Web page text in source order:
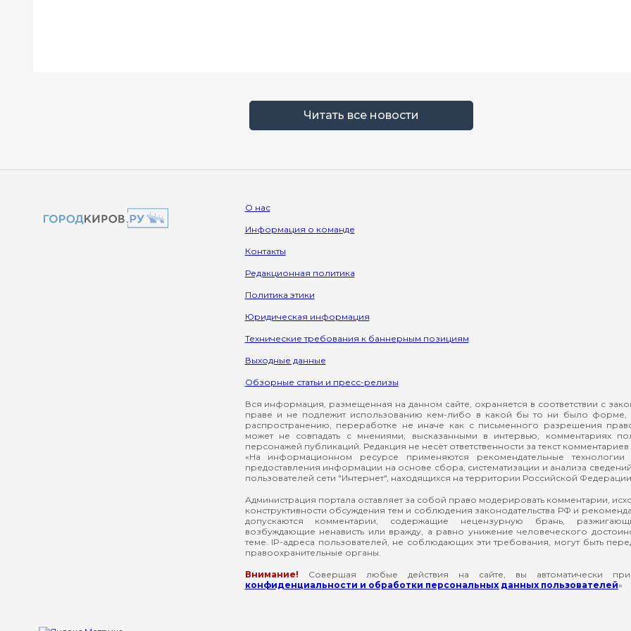
Читать все новости
О нас
Информация о команде
Контакты
Редакционная политика
Политика этики
Юридическая информация
Технические требования к баннерным позициям
Выходные данные
Обзорные статьи и пресс-релизы
Вся информация, размещенная на данном сайте, охраняется в соответствии с
праве и не подлежит использованию кем-либо в какой бы то ни было форме,
распространению, переработке не иначе как с письменного разрешения
может не совпадать с мнениями, высказанными в интервью, комментариях
персонажей публикаций. Редакция не несёт ответственности за текст комментариев
«На информационном ресурсе применяются рекомендательные технологии
предоставления информации на основе сбора, систематизации и анализа
пользователей сети "Интернет", находящихся на территории Российской
Администрация портала оставляет за собой право модерировать комментарии,
конструктивности обсуждения тем и соблюдения законодательства РФ и
допускаются комментарии, содержащие нецензурную брань,
возбуждающие ненависть или вражду, а равно унижение человеческого
теме. IP-адреса пользователей, не соблюдающих эти требования, могут быть
правоохранительные органы.
Внимание! Совершая любые действия на сайте, вы автоматически
конфиденциальности и обработки персональных данных пользователей»